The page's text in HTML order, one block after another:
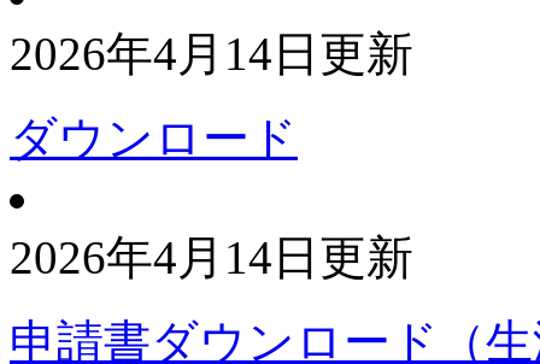
2026年4月14日更新
ダウンロード
2026年4月14日更新
申請書ダウンロード（